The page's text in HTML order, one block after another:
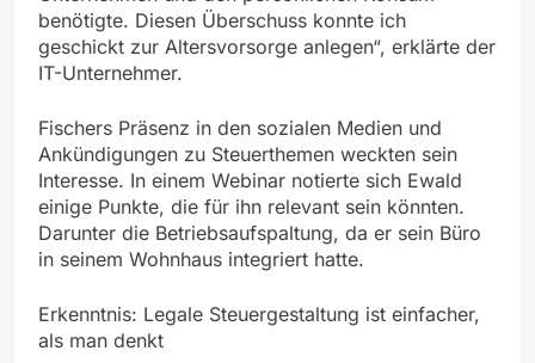
benötigte. Diesen Überschuss konnte ich
geschickt zur Altersvorsorge anlegen“, erklärte der
IT-Unternehmer.
Fischers Präsenz in den sozialen Medien und
Ankündigungen zu Steuerthemen weckten sein
Interesse. In einem Webinar notierte sich Ewald
einige Punkte, die für ihn relevant sein könnten.
Darunter die Betriebsaufspaltung, da er sein Büro
in seinem Wohnhaus integriert hatte.
Erkenntnis: Legale Steuergestaltung ist einfacher,
als man denkt